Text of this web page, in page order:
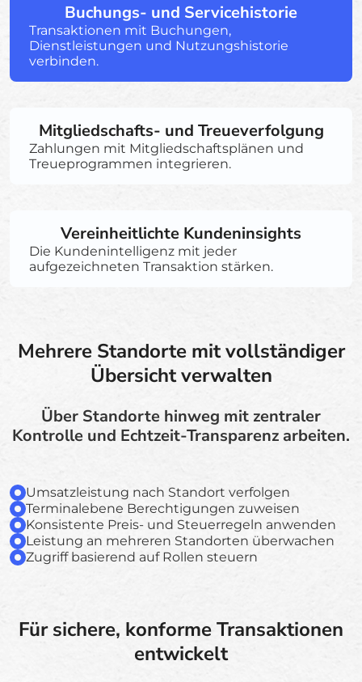
Buchungs- und Servicehistorie
Transaktionen mit Buchungen,
Dienstleistungen und Nutzungshistorie
verbinden.
Mitgliedschafts- und Treueverfolgung
Zahlungen mit Mitgliedschaftsplänen und
Treueprogrammen integrieren.
Vereinheitlichte Kundeninsights
Die Kundenintelligenz mit jeder
aufgezeichneten Transaktion stärken.
Mehrere Standorte mit vollständiger
Übersicht verwalten
Über Standorte hinweg mit zentraler
Kontrolle und Echtzeit-Transparenz arbeiten.
Umsatzleistung nach Standort verfolgen
Terminalebene Berechtigungen zuweisen
Konsistente Preis- und Steuerregeln anwenden
Leistung an mehreren Standorten überwachen
Zugriff basierend auf Rollen steuern
Für sichere, konforme Transaktionen
entwickelt